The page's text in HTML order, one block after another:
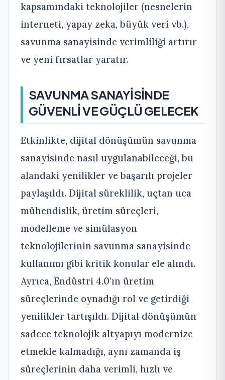
kapsamındaki teknolojiler (nesnelerin
interneti, yapay zeka, büyük veri vb.),
savunma sanayisinde verimliliği artırır
ve yeni fırsatlar yaratır.
SAVUNMA SANAYİSİNDE
GÜVENLİ VE GÜÇLÜ GELECEK
Etkinlikte, dijital dönüşümün savunma
sanayisinde nasıl uygulanabileceği, bu
alandaki yenilikler ve başarılı projeler
paylaşıldı. Dijital süreklilik, uçtan uca
mühendislik, üretim süreçleri,
modelleme ve simülasyon
teknolojilerinin savunma sanayisinde
kullanımı gibi kritik konular ele alındı.
Ayrıca, Endüstri 4.0’ın üretim
süreçlerinde oynadığı rol ve getirdiği
yenilikler tartışıldı. Dijital dönüşümün
sadece teknolojik altyapıyı modernize
etmekle kalmadığı, aynı zamanda iş
süreçlerinin daha verimli, hızlı ve